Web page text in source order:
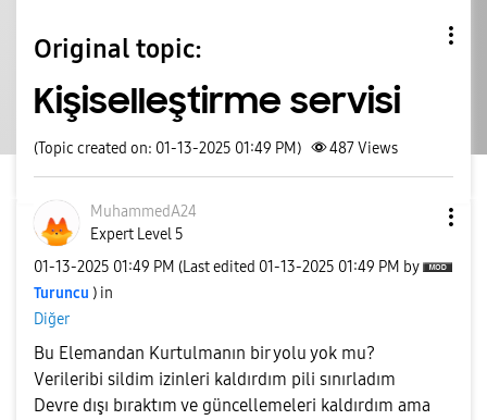
Original topic:
Kişiselleştirme servisi
(Topic created on: 01-13-2025 01:49 PM) 487Views
MuhammedA24
Expert Level 5
‎01-13-2025 01:49 PM (Last edited ‎01-13-2025 01:49 PM by
Turuncu ) in
Diğer
Bu Elemandan Kurtulmanın bir yolu yok mu?
Verileribi sildim izinleri kaldırdım pili sınırladım
Devre dışı bıraktım ve güncellemeleri kaldırdım ama